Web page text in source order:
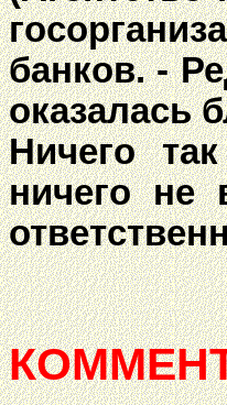
банков. -
оказалась
Ничего
ничего не